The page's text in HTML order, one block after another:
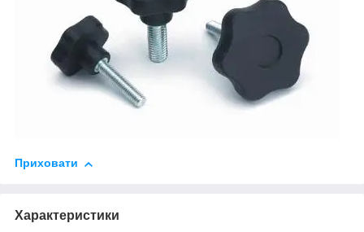
Приховати
Характеристики